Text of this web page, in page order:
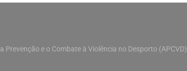
Prevenção e o Combate à Violência no Desporto (APCVD)